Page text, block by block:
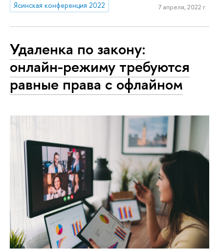
Ясинская конференция 2022
7 апреля, 2022 г.
Удаленка по закону:
онлайн-режиму требуются
равные права с офлайном